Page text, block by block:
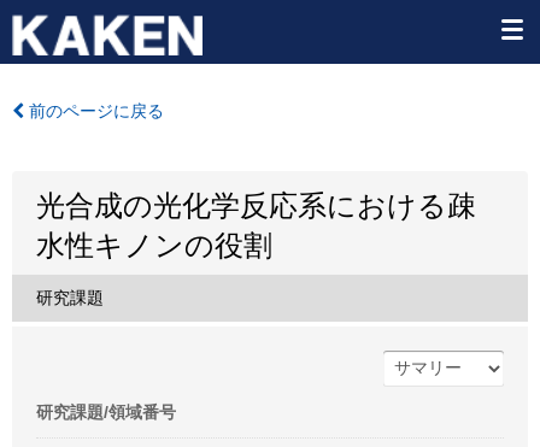
前のページに戻る
光合成の光化学反応系における疎
水性キノンの役割
研究課題
研究課題/領域番号